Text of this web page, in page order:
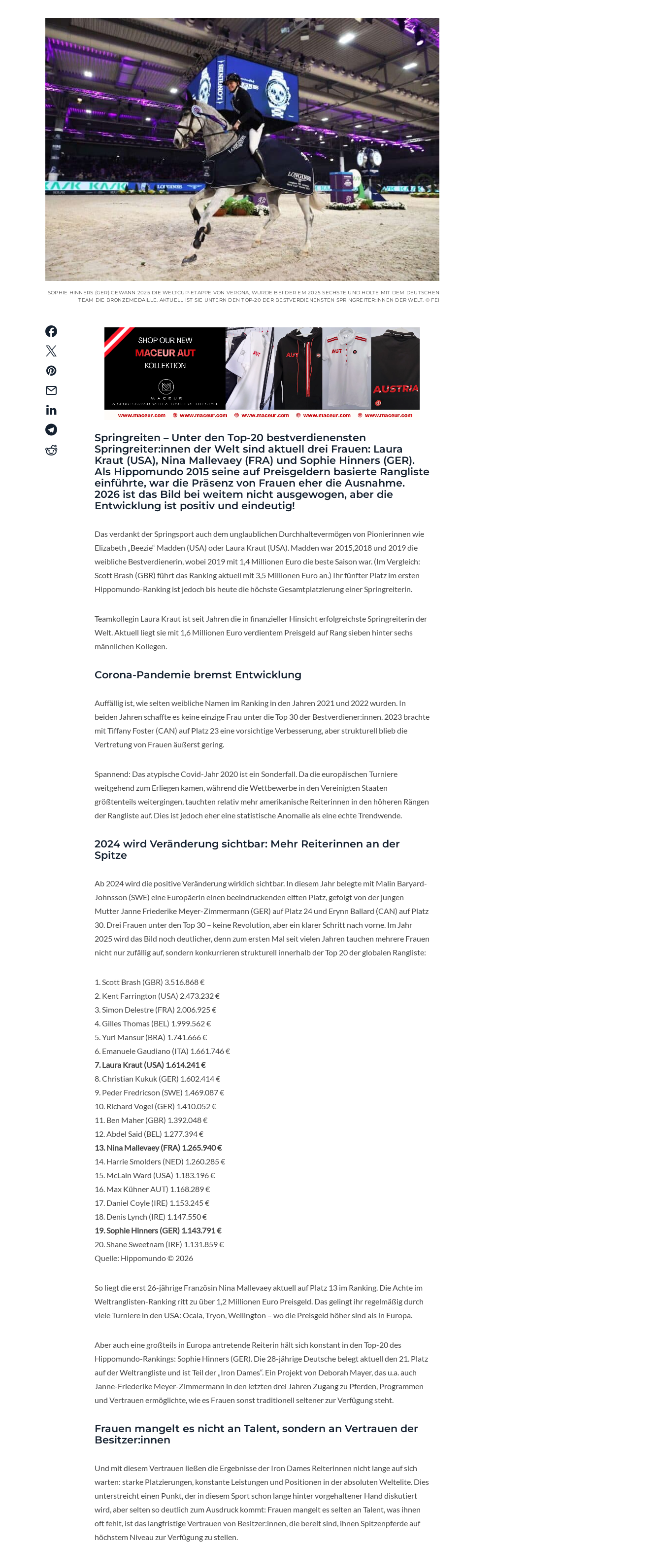
SOPHIE HINNERS (GER) GEWANN 2025 DIE WELTCUP-ETAPPE VON VERONA, WURDE BEI DER EM 2025 SECHSTE UND HOLTE MIT DEM DEUTSCHEN
TEAM DIE BRONZEMEDAILLE. AKTUELL IST SIE UNTERN DEN TOP-20 DER BESTVERDIENENSTEN SPRINGREITER:INNEN DER WELT. © FEI
Springreiten – Unter den Top-20 bestverdienensten
Springreiter:innen der Welt sind aktuell drei Frauen: Laura
Kraut (USA), Nina Mallevaey (FRA) und Sophie Hinners (GER).
Als Hippomundo 2015 seine auf Preisgeldern basierte Rangliste
einführte, war die Präsenz von Frauen eher die Ausnahme.
2026 ist das Bild bei weitem nicht ausgewogen, aber die
Entwicklung ist positiv und eindeutig!
Das verdankt der Springsport auch dem unglaublichen Durchhaltevermögen von Pionierinnen wie
Elizabeth „Beezie“ Madden (USA) oder Laura Kraut (USA). Madden war 2015,2018 und 2019 die
weibliche Bestverdienerin, wobei 2019 mit 1,4 Millionen Euro die beste Saison war. (Im Vergleich:
Scott Brash (GBR) führt das Ranking aktuell mit 3,5 Millionen Euro an.) Ihr fünfter Platz im ersten
Hippomundo-Ranking ist jedoch bis heute die höchste Gesamtplatzierung einer Springreiterin.
Teamkollegin Laura Kraut ist seit Jahren die in finanzieller Hinsicht erfolgreichste Springreiterin der
Welt. Aktuell liegt sie mit 1,6 Millionen Euro verdientem Preisgeld auf Rang sieben hinter sechs
männlichen Kollegen.
Corona-Pandemie bremst Entwicklung
Auffällig ist, wie selten weibliche Namen im Ranking in den Jahren 2021 und 2022 wurden. In
beiden Jahren schaffte es keine einzige Frau unter die Top 30 der Bestverdiener:innen. 2023 brachte
mit Tiffany Foster (CAN) auf Platz 23 eine vorsichtige Verbesserung, aber strukturell blieb die
Vertretung von Frauen äußerst gering.
Spannend: Das atypische Covid-Jahr 2020 ist ein Sonderfall. Da die europäischen Turniere
weitgehend zum Erliegen kamen, während die Wettbewerbe in den Vereinigten Staaten
größtenteils weitergingen, tauchten relativ mehr amerikanische Reiterinnen in den höheren Rängen
der Rangliste auf. Dies ist jedoch eher eine statistische Anomalie als eine echte Trendwende.
2024 wird Veränderung sichtbar: Mehr Reiterinnen an der
Spitze
Ab 2024 wird die positive Veränderung wirklich sichtbar. In diesem Jahr belegte mit Malin Baryard-
Johnsson (SWE) eine Europäerin einen beeindruckenden elften Platz, gefolgt von der jungen
Mutter Janne Friederike Meyer-Zimmermann (GER) auf Platz 24 und Erynn Ballard (CAN) auf Platz
30. Drei Frauen unter den Top 30 – keine Revolution, aber ein klarer Schritt nach vorne. Im Jahr
2025 wird das Bild noch deutlicher, denn zum ersten Mal seit vielen Jahren tauchen mehrere Frauen
nicht nur zufällig auf, sondern konkurrieren strukturell innerhalb der Top 20 der globalen Rangliste:
1. Scott Brash (GBR) 3.516.868 €
2. Kent Farrington (USA) 2.473.232 €
3. Simon Delestre (FRA) 2.006.925 €
4. Gilles Thomas (BEL) 1.999.562 €
5. Yuri Mansur (BRA) 1.741.666 €
6. Emanuele Gaudiano (ITA) 1.661.746 €
7. Laura Kraut (USA) 1.614.241 €
8. Christian Kukuk (GER) 1.602.414 €
9. Peder Fredricson (SWE) 1.469.087 €
10. Richard Vogel (GER) 1.410.052 €
11. Ben Maher (GBR) 1.392.048 €
12. Abdel Said (BEL) 1.277.394 €
13. Nina Mallevaey (FRA) 1.265.940 €
14. Harrie Smolders (NED) 1.260.285 €
15. McLain Ward (USA) 1.183.196 €
16. Max Kühner AUT) 1.168.289 €
17. Daniel Coyle (IRE) 1.153.245 €
18. Denis Lynch (IRE) 1.147.550 €
19. Sophie Hinners (GER) 1.143.791 €
20. Shane Sweetnam (IRE) 1.131.859 €
Quelle: Hippomundo © 2026
So liegt die erst 26-jährige Französin Nina Mallevaey aktuell auf Platz 13 im Ranking. Die Achte im
Weltranglisten-Ranking ritt zu über 1,2 Millionen Euro Preisgeld. Das gelingt ihr regelmäßig durch
viele Turniere in den USA: Ocala, Tryon, Wellington – wo die Preisgeld höher sind als in Europa.
Aber auch eine großteils in Europa antretende Reiterin hält sich konstant in den Top-20 des
Hippomundo-Rankings: Sophie Hinners (GER). Die 28-jährige Deutsche belegt aktuell den 21. Platz
auf der Weltrangliste und ist Teil der „Iron Dames“. Ein Projekt von Deborah Mayer, das u.a. auch
Janne-Friederike Meyer-Zimmermann in den letzten drei Jahren Zugang zu Pferden, Programmen
und Vertrauen ermöglichte, wie es Frauen sonst traditionell seltener zur Verfügung steht.
Frauen mangelt es nicht an Talent, sondern an Vertrauen der
Besitzer:innen
Und mit diesem Vertrauen ließen die Ergebnisse der Iron Dames Reiterinnen nicht lange auf sich
warten: starke Platzierungen, konstante Leistungen und Positionen in der absoluten Weltelite. Dies
unterstreicht einen Punkt, der in diesem Sport schon lange hinter vorgehaltener Hand diskutiert
wird, aber selten so deutlich zum Ausdruck kommt: Frauen mangelt es selten an Talent, was ihnen
oft fehlt, ist das langfristige Vertrauen von Besitzer:innen, die bereit sind, ihnen Spitzenpferde auf
höchstem Niveau zur Verfügung zu stellen.